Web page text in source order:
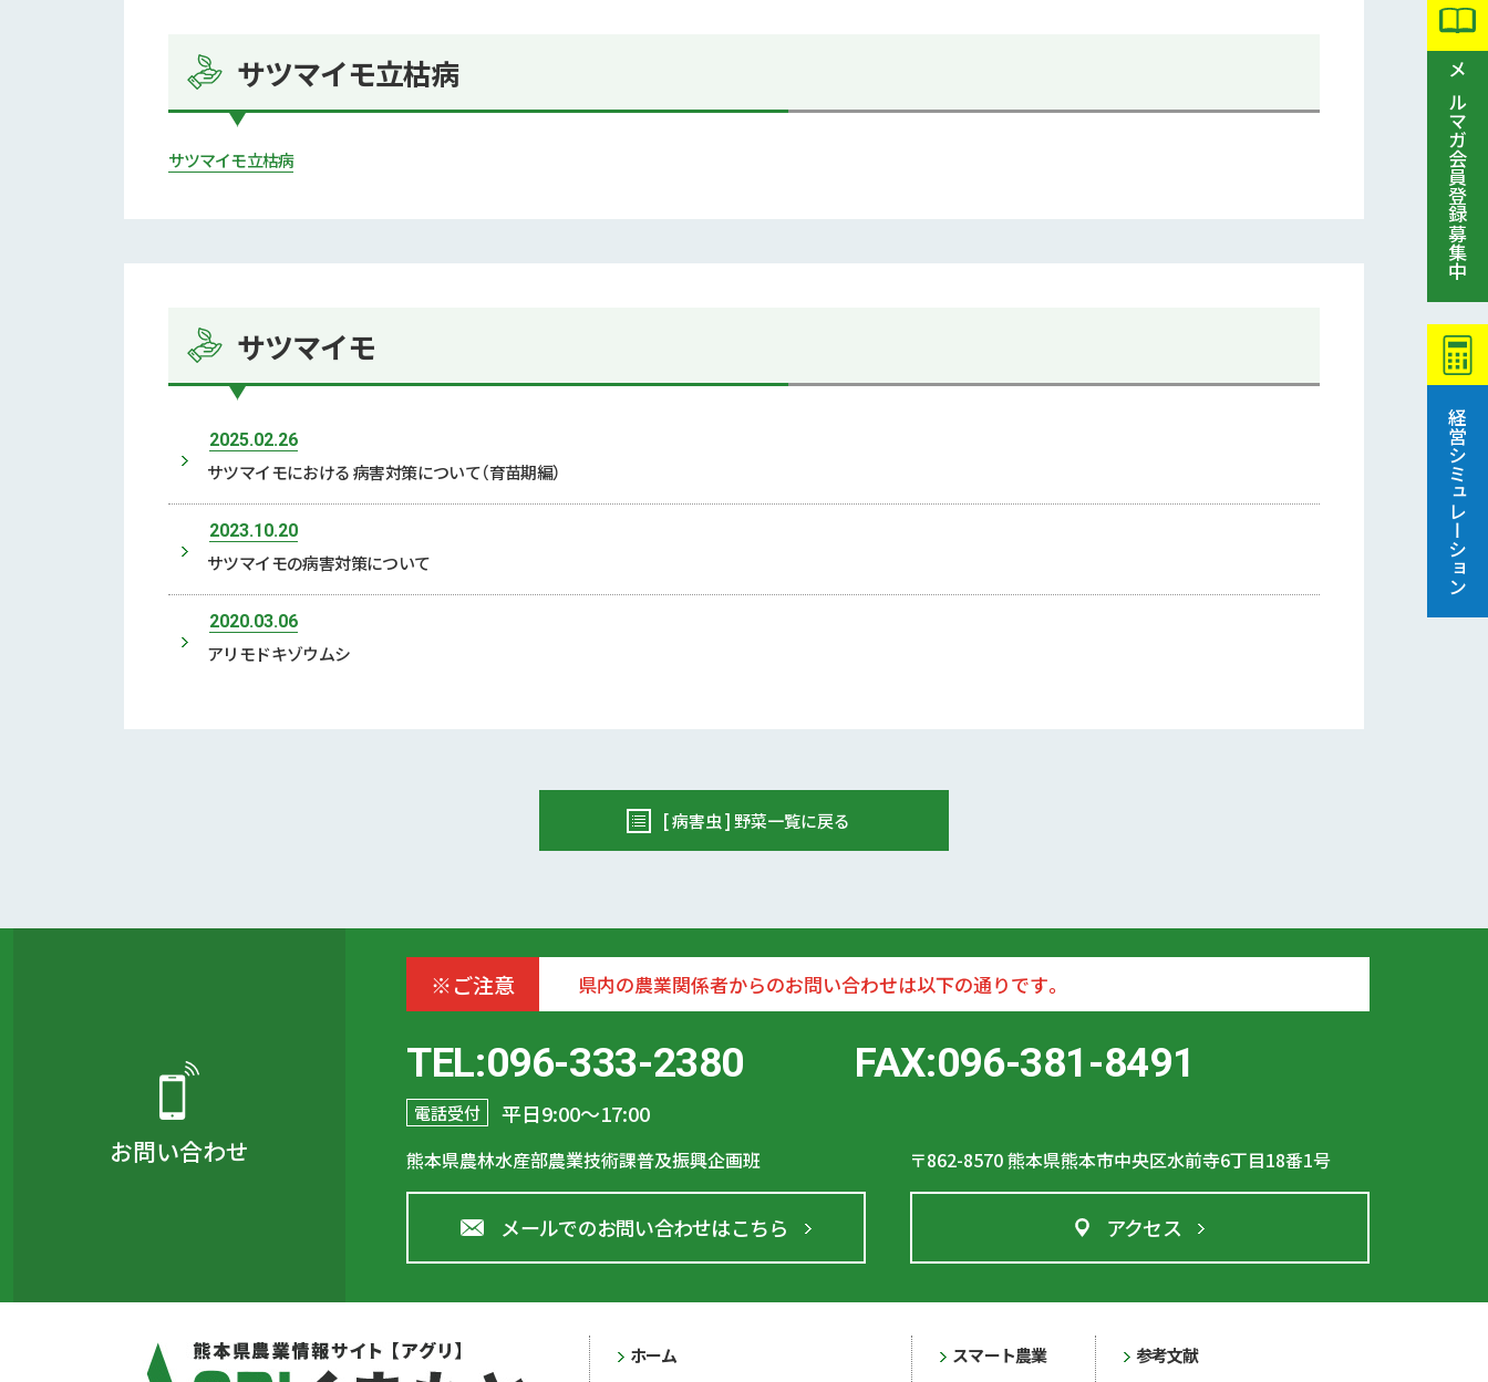
メルマガ会員登録募集中
経営シミュレーション
サツマイモ立枯病
サツマイモ立枯病
サツマイモ
2025.02.26
サツマイモにおける 病害対策について（育苗期編）
2023.10.20
サツマイモの病害対策について
2020.03.06
アリモドキゾウムシ
[ 病害虫 ] 野菜一覧に戻る
お問い合わせ
※ご注意 県内の農業関係者からのお問い合わせは以下の通りです。
TEL:096-333-2380
電話受付 平日9:00〜17:00
FAX:096-381-8491
熊本県農林水産部農業技術課普及振興企画班 〒862-8570熊本県熊本市中央区水前寺6丁目18番1号
メールでのお問い合わせはこちら アクセス
ホーム
スマート農業
参考文献